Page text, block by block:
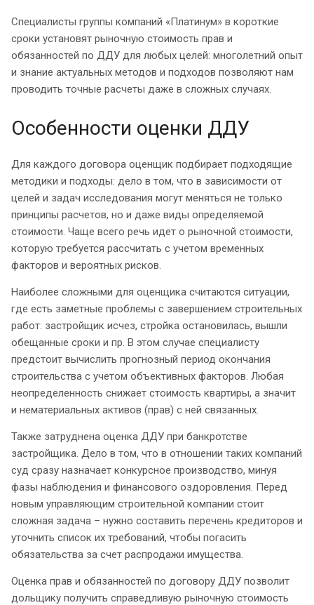
Специалисты группы компаний «Платинум» в короткие
сроки установят рыночную стоимость прав и
обязанностей по ДДУ для любых целей: многолетний опыт
и знание актуальных методов и подходов позволяют нам
проводить точные расчеты даже в сложных случаях.
Особенности оценки ДДУ
Для каждого договора оценщик подбирает подходящие
методики и подходы: дело в том, что в зависимости от
целей и задач исследования могут меняться не только
принципы расчетов, но и даже виды определяемой
стоимости. Чаще всего речь идет о рыночной стоимости,
которую требуется рассчитать с учетом временных
факторов и вероятных рисков.
Наиболее сложными для оценщика считаются ситуации,
где есть заметные проблемы с завершением строительных
работ: застройщик исчез, стройка остановилась, вышли
обещанные сроки и пр. В этом случае специалисту
предстоит вычислить прогнозный период окончания
строительства с учетом объективных факторов. Любая
неопределенность снижает стоимость квартиры, а значит
и нематериальных активов (прав) с ней связанных.
Также затруднена оценка ДДУ при банкротстве
застройщика. Дело в том, что в отношении таких компаний
суд сразу назначает конкурсное производство, минуя
фазы наблюдения и финансового оздоровления. Перед
новым управляющим строительной компании стоит
сложная задача – нужно составить перечень кредиторов и
уточнить список их требований, чтобы погасить
обязательства за счет распродажи имущества.
Оценка прав и обязанностей по договору ДДУ позволит
дольщику получить справедливую рыночную стоимость